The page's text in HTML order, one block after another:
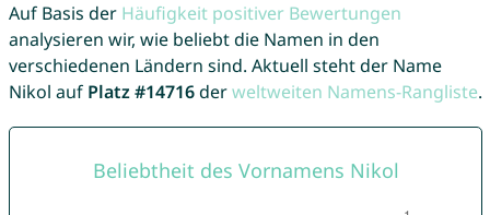
Auf Basis der Häufigkeit positiver Bewertungen
analysieren wir, wie beliebt die Namen in den
verschiedenen Ländern sind. Aktuell steht der Name
Nikol auf Platz #14716derweltweiten Namens-Rangliste.